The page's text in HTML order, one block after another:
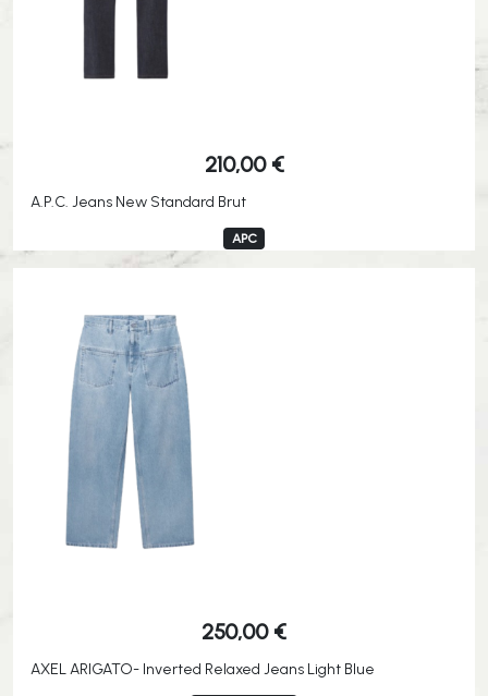
210,00 €
A.P.C. Jeans New Standard Brut
APC
250,00 €
AXEL ARIGATO- Inverted Relaxed Jeans Light Blue